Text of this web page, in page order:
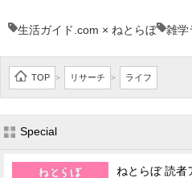
生活ガイド.com × ねとらぼ 雑学
TOP > リサーチ > ライフ
Special
ねとらぼ 読者